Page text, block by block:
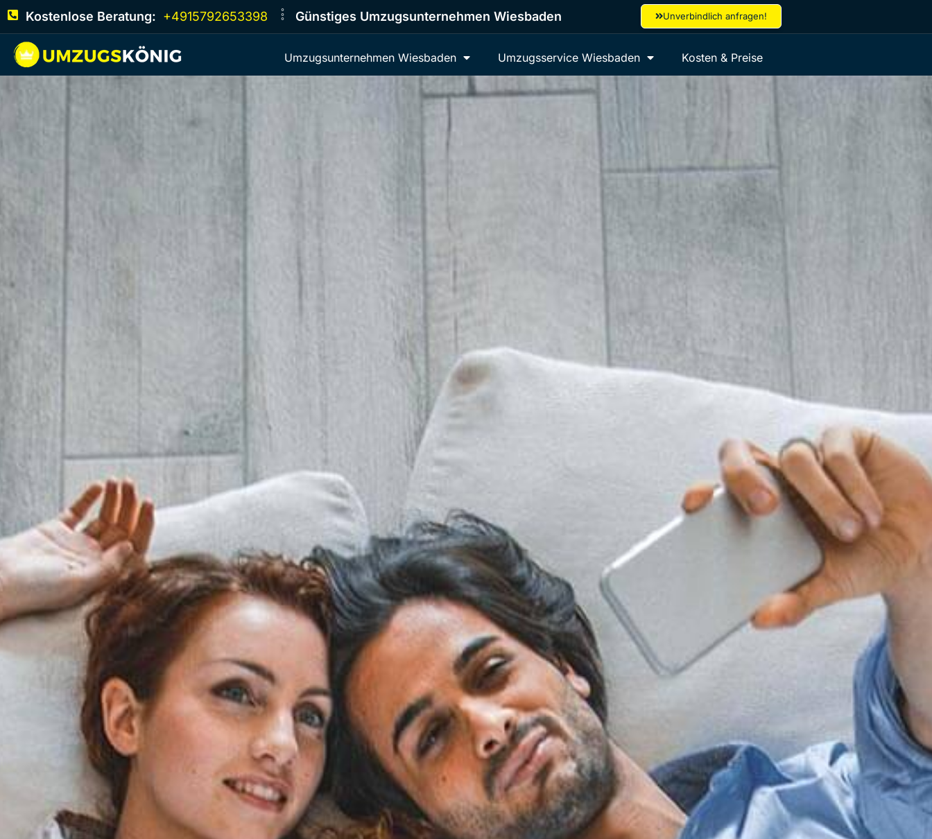
Kostenlose Beratung: +4915792653398 Günstiges Umzugsunternehmen Wiesbaden Unverbindlich anfragen!
Umzugsunternehmen Wiesbaden Umzugsservice Wiesbaden Kosten & Preise